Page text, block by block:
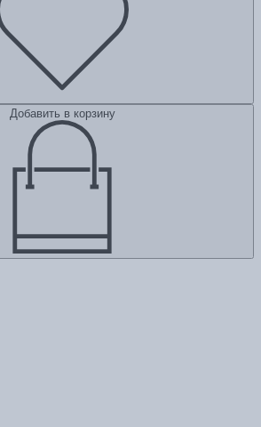
Добавить в корзину